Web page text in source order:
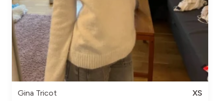
Gina Tricot XS